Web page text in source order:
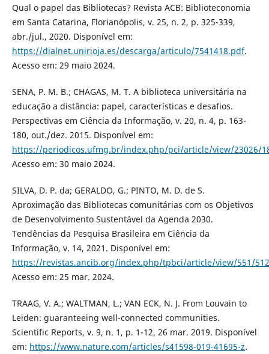
Qual o papel das Bibliotecas? Revista ACB: Biblioteconomia
em Santa Catarina, Florianópolis, v. 25, n. 2, p. 325-339,
abr./jul., 2020. Disponível em:
https://dialnet.unirioja.es/descarga/articulo/7541418.pdf.
Acesso em: 29 maio 2024.
SENA, P. M. B.; CHAGAS, M. T. A biblioteca universitária na
educação a distância: papel, características e desafios.
Perspectivas em Ciência da Informação, v. 20, n. 4, p. 163-
180, out./dez. 2015. Disponível em:
https://periodicos.ufmg.br/index.php/pci/article/view/23026/
Acesso em: 30 maio 2024.
SILVA, D. P. da; GERALDO, G.; PINTO, M. D. de S.
Aproximação das Bibliotecas comunitárias com os Objetivos
de Desenvolvimento Sustentável da Agenda 2030.
Tendências da Pesquisa Brasileira em Ciência da
Informação, v. 14, 2021. Disponível em:
https://revistas.ancib.org/index.php/tpbci/article/view/551/512
Acesso em: 25 mar. 2024.
TRAAG, V. A.; WALTMAN, L.; VAN ECK, N. J. From Louvain to
Leiden: guaranteeing well-connected communities.
Scientific Reports, v. 9, n. 1, p. 1-12, 26 mar. 2019. Disponível
em: https://www.nature.com/articles/s41598-019-41695-z.